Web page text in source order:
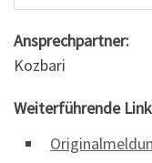
Ansprechpartner:
Kozbari
Weiterführende